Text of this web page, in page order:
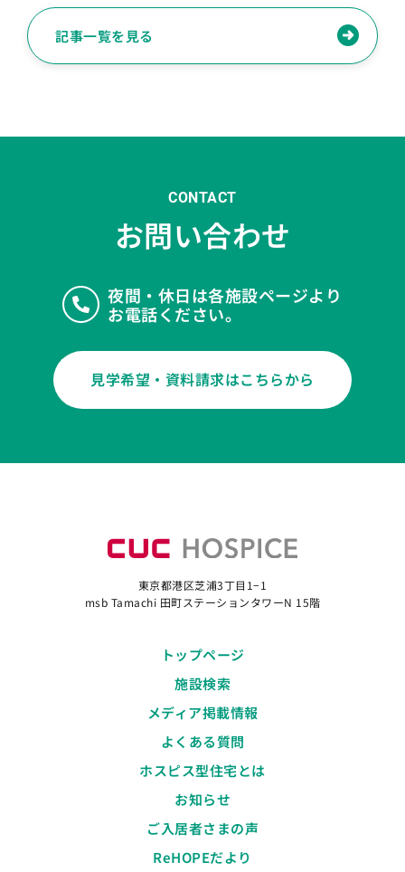
記事一覧を見る
CONTACT
お問い合わせ
夜間・休日は各施設ページより
お電話ください。
見学希望・資料請求はこちらから
東京都港区芝浦3丁目1−1
msb Tamachi 田町ステーションタワーN 15階
トップページ
施設検索
メディア掲載情報
よくある質問
ホスピス型住宅とは
お知らせ
ご入居者さまの声
ReHOPEだより